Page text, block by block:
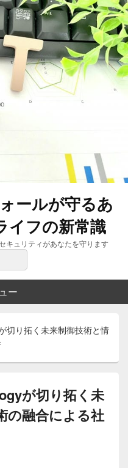
ールが守るあ
イフの新常識
キュリティがあなたを守ります
ー
切り拓く未来制御技術と情
が切り拓く未
の融合による社